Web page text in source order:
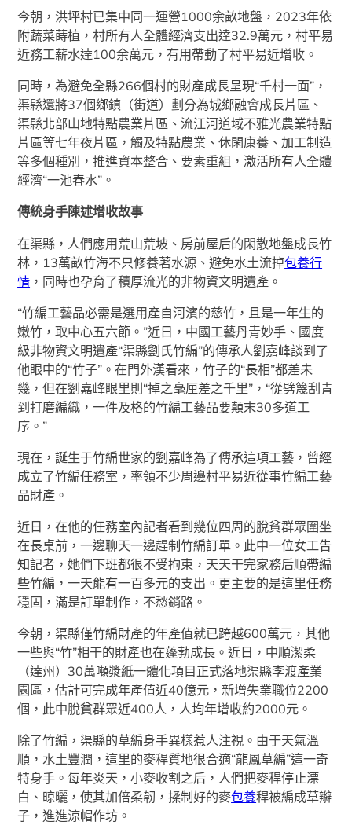
今朝，洪坪村已集中同一運營1000余畝地盤，2023年依
附蔬菜蒔植，村所有人全體經濟支出達32.9萬元，村平易
近務工薪水達100余萬元，有用帶動了村平易近增收。
同時，為避免全縣266個村的財產成長呈現“千村一面”，
渠縣還將37個鄉鎮（街道）劃分為城鄉融會成長片區、
渠縣北部山地特點農業片區、流江河道域不雅光農業特點
片區等七年夜片區，觸及特點農業、休閑康養、加工制造
等多個種別，推進資本整合、要素重組，激活所有人全體
經濟“一池春水”。
傳統身手陳述增收故事
在渠縣，人們應用荒山荒坡、房前屋后的閑散地盤成長竹
林，13萬畝竹海不只修養著水源、避免水土流掉包養行
情 ，同時也孕育了積厚流光的非物資文明遺產。
“竹編工藝品必需是選用產自河濱的慈竹，且是一年生的
嫩竹，取中心五六節。”近日，中國工藝丹青妙手、國度
級非物資文明遺產“渠縣劉氏竹編”的傳承人劉嘉峰談到了
他眼中的“竹子”。在門外漢看來，竹子的“長相”都差未
幾，但在劉嘉峰眼里則“掉之毫厘差之千里”，“從劈篾刮青
到打磨編織，一件及格的竹編工藝品要顛末30多道工
序。”
現在，誕生于竹編世家的劉嘉峰為了傳承這項工藝，曾經
成立了竹編任務室，率領不少周邊村平易近從事竹編工藝
品財產。
近日，在他的任務室內記者看到幾位四周的脫貧群眾圍坐
在長桌前，一邊聊天一邊趕制竹編訂單。此中一位女工告
知記者，她們下班都很不受拘束，天天干完家務后順帶編
些竹編，一天能有一百多元的支出。更主要的是這里任務
穩固，滿是訂單制作，不愁銷路。
今朝，渠縣僅竹編財產的年產值就已跨越600萬元，其他
一些與“竹”相干的財產也在蓬勃成長。近日，中順潔柔
（達州）30萬噸漿紙一體化項目正式落地渠縣李渡產業
園區，估計可完成年產值近40億元，新增失業職位2200
個，此中脫貧群眾近400人，人均年增收約2000元。
除了竹編，渠縣的草編身手異樣惹人注視。由于天氣溫
順，水土豐潤，這里的麥稈質地很合適“龍鳳草編”這一奇
特身手。每年炎天，小麥收割之后，人們把麥稈停止漂
白、晾曬，使其加倍柔韌，揉制好的麥包養稈被編成草辮
子，進進涼帽作坊。